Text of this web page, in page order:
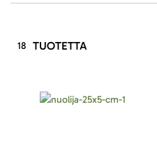
18 TUOTETTA